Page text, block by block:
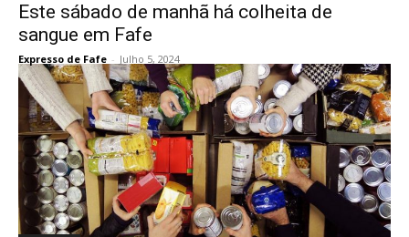
Este sábado de manhã há colheita de
sangue em Fafe
Expresso de Fafe - Julho 5, 2024